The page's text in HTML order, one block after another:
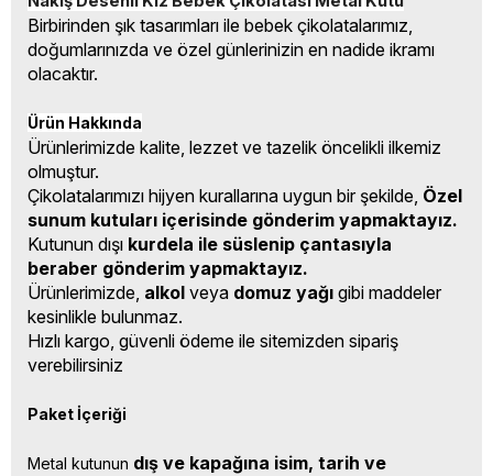
Birbirinden şık tasarımları ile bebek çikolatalarımız,
doğumlarınızda ve özel günlerinizin en nadide ikramı
olacaktır.
Ürün Hakkında
Ürünlerimizde kalite, lezzet ve tazelik öncelikli ilkemiz
olmuştur.
Çikolatalarımızı hijyen kurallarına uygun bir şekilde, Özel
sunum kutuları içerisinde gönderim yapmaktayız.
Kutunun dışı kurdela ile süslenip çantasıyla
beraber gönderim yapmaktayız.
Ürünlerimizde, alkol veya domuz yağı gibi maddeler
kesinlikle bulunmaz.
Hızlı kargo, güvenli ödeme ile sitemizden sipariş
verebilirsiniz
Paket İçeriği
Metal kutunun dış ve kapağına isim, tarih ve